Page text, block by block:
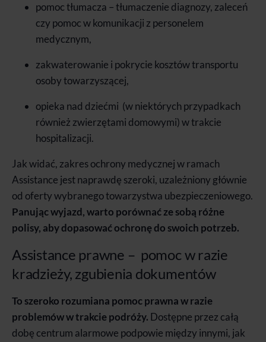
pomoc tłumacza – tłumaczenie diagnozy, zaleceń
czy pomoc w komunikacji z personelem
medycznym,
zakwaterowanie i pokrycie kosztów transportu
osoby towarzyszącej,
opieka nad dziećmi (w niektórych przypadkach
również zwierzętami domowymi) w trakcie
hospitalizacji.
Jak widać, zakres ochrony medycznej w ramach
Assistance jest naprawdę szeroki, uzależniony głównie
od oferty wybranego towarzystwa ubezpieczeniowego.
Panując wyjazd, warto porównać ze sobą różne
polisy, aby dopasować ochronę do swoich potrzeb.
Assistance prawne – pomoc w razie
kradzieży, zgubienia dokumentów
To szeroko rozumiana pomoc prawna w razie
problemóww trakcie podróży. Dostępne przez całą
dobę centrum alarmowe podpowie między innymi, jak